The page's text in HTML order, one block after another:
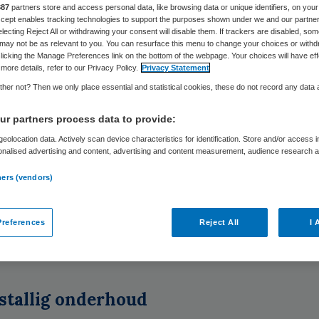
Carina van Aartsen 23 september 2025,08:38 1599
Gehandicaptenzorg Nederland heeft met
kennis genomen van de op Prinsjesdag
en begrotingen.
zorgtarieven en huisvestingskosten
die de tarieven weer onder de kostprijs doen
onderhoud
partners store and access personal data, like browsing data or unique identifiers, on your
enables tracking technologies to support the purposes shown under we and our
Reject All or withdrawing your consent will disable them. If trackers are disabled,
not be as relevant to you. You can resurface this menu to change your choices or
the Manage Preferences link on the bottom of the webpage. Your choices will have
details, refer to our Privacy Policy.
Privacy Statement
not? Then we only place essential and statistical cookies, these do not record any data
partners process data to provide:
data. Actively scan device characteristics for identification. Store and/or access
advertising and content, advertising and content measurement, audience research
(vendors)
Reject All I